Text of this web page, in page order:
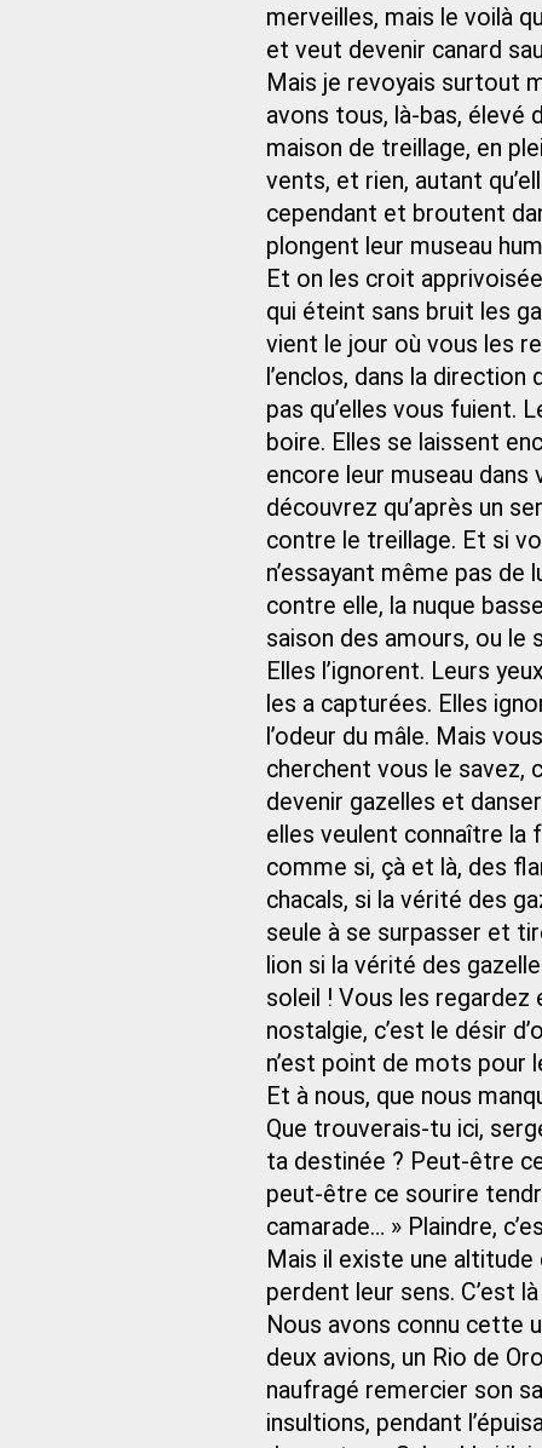
merveilles, mais le voilà
et veut devenir canard
Mais je revoyais surtout
avons tous, là-bas, élevé
maison de treillage, en
vents, et rien, autant
cependant et broutent
plongent leur museau
Et on les croit
qui éteint sans bruit les
vient le jour où vous les
l’enclos, dans la
pas qu’elles vous fuient.
boire. Elles se laissent
encore leur museau
découvrez qu’après un
contre le treillage. Et si
n’essayant même pas
contre elle, la nuque
saison des amours, ou le
Elles l’ignorent. Leurs
les a capturées. Elles
l’odeur du mâle. Mais
cherchent vous le savez,
devenir gazelles et
elles veulent connaître la
comme si, çà et là, des
chacals, si la vérité des
seule à se surpasser et
lion si la vérité des
soleil ! Vous les
nostalgie, c’est le désir
n’est point de mots pour
Et à nous, que nous
Que trouverais-tu ici,
ta destinée ? Peut-être
peut-être ce sourire
camarade… » Plaindre,
Mais il existe une
perdent leur sens. C’est
Nous avons connu cette
deux avions, un Rio de
naufragé remercier son
insultions, pendant